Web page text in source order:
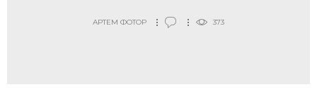
АРТЕМ ФОТОР 373